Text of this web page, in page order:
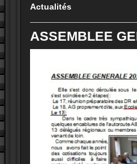
Actualités
ASSEMBLEE